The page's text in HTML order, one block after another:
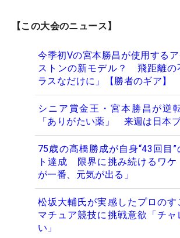
【この大会のニュース】
今季初Vの宮本勝昌が使用する
ストンの新モデル？ 飛距離の
ラスなだけに」【勝者のギア】
シニア賞金王・宮本勝昌が逆
「ありがたい薬」 来週は日本
75歳の髙橋勝成が自身“43回目
ト達成 限界に挑み続けるワケ
が一番、元気が出る」
松坂大輔氏が実感したプロの
マチュア競技に挑戦意欲「チャ
い」